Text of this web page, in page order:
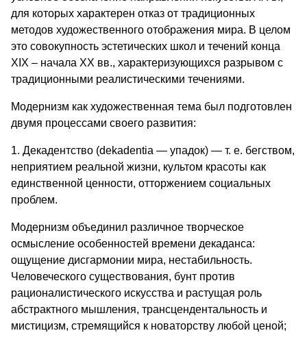
для которых характерен отказ от традиционных
методов художественного отображения мира. В целом
это совокупность эстетических школ и течений конца
ХIХ – начала ХХ вв., характеризующихся разрывом с
традиционными реалистическими течениями.
Модернизм как художественная тема был подготовлен
двумя процессами своего развития:
1. Декадентство (dekadentia — упадок) — т. е. бегством,
неприятием реальной жизни, культом красоты как
единственной ценности, отторжением социальных
проблем.
Модернизм объединил различное творческое
осмысление особенностей времени декаданса:
ощущение дисгармонии мира, нестабильность.
Человеческого существования, бунт против
рационалистического искусства и растущая роль
абстрактного мышления, трансцендентальность и
мистицизм, стремящийся к новаторству любой ценой;